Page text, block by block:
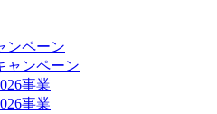
ンペーン
ャンペーン
事業
事業